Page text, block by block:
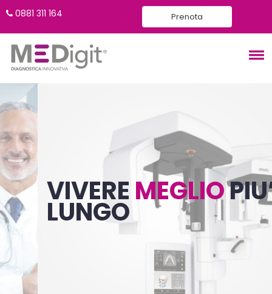
0881 311 164 Prenota
VIVEREMEGLIOPIU’ A
LUNGO